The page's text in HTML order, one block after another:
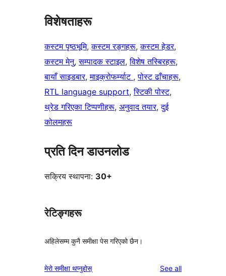
विशेषताहरू
कस्टम पृष्ठभूमि, कस्टम रङ्गहरू, कस्टम हेडर
कस्टम मेनु, सम्पादक स्टाइल, विशेष तस्बिरहरू
बायाँ साइडबार, माइक्रोफर्म्याट , पोस्ट ढाँचाहरू
RTL language support, स्टिकी पोस्ट
थ्रेड गरिएका टिप्पणीहरू, अनुवाद तयार, दुई
कोलमहरू
प्रति दिन डाउनलोड
सक्रिय स्थापना: 30+
रेटिङ्गहरू
अहिलेसम्म कुनै समीक्षा पेस गरिएको छैन।
मेरो समीक्षा थप्नुहोस् See allreviews